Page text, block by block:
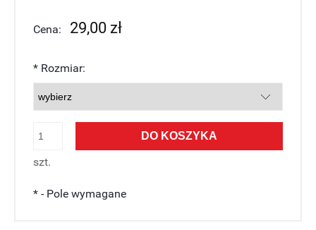
Cena: 29,00 zł
* Rozmiar:
szt.
DO KOSZYKA
* - Pole wymagane